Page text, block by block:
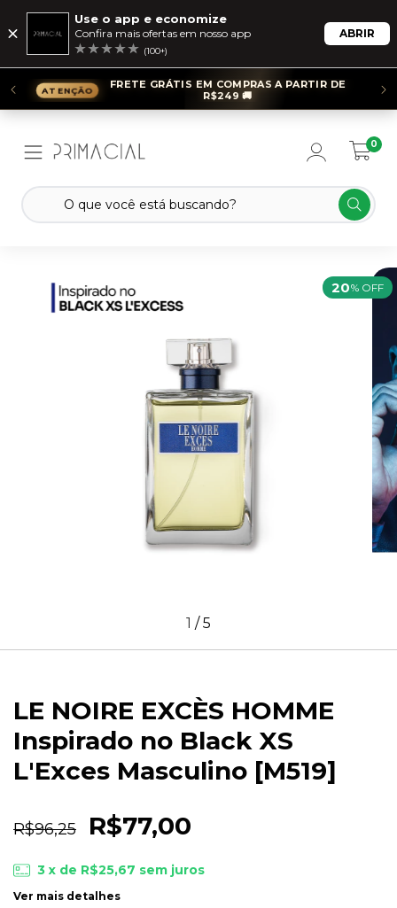
Use o app e economize
Confira mais ofertas em nosso app
(100+)
ABRIR
FRETE GRÁTIS EM COMPRAS A PARTIR DE
R$249 🚚
0
20% OFF
1 /5
LE NOIRE EXCÈS HOMME
Inspirado no Black XS
L'Exces Masculino [M519]
R$96,25 R$77,00
3 x de R$25,67 sem juros
Ver mais detalhes